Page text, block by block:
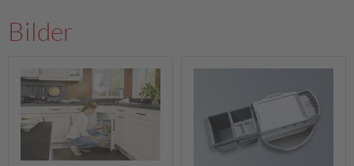
Bilder